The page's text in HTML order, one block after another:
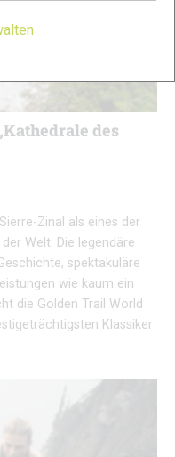
des
Zinal als eines der
Welt. Die legendäre
spektakuläre
wie kaum ein
die Golden Trail World
Klassiker